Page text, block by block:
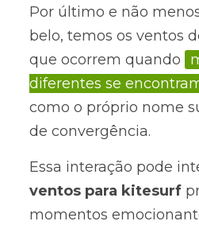
Por último e não
belo, temos os ventos
que ocorrem quando
diferentes se
como o próprio nome
de convergência.
Essa interação pode
ventos para kitesurf
momentos